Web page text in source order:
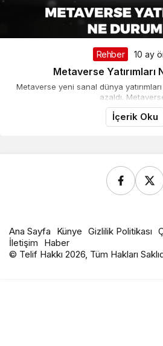
Rehber 10 ay
Metaverse Yatırımları
Metaverse yeni sanal dünya
azaldı.
İçerik Oku
Ana Sayfa Künye Gizlilik Politikası
İletişim
Haber
© Telif Hakkı 2026, Tüm Hakları